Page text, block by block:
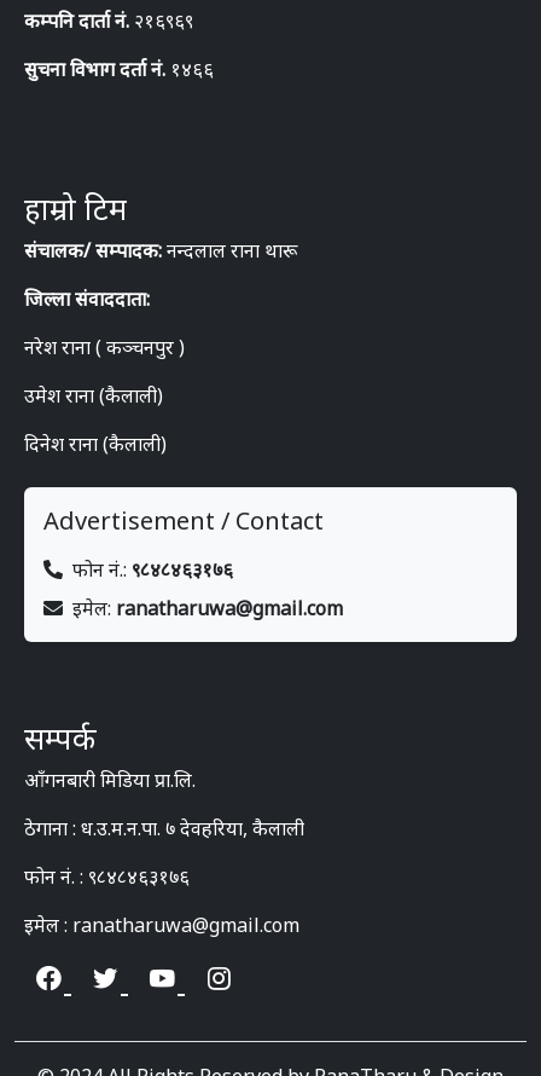
कम्पनि दार्ता नं. २१६९६९
सुचना विभाग दर्ता नं. १४६६
हाम्रो टिम
संचालक/ सम्पादक:नन्दलाल राना थारू
जिल्ला संवाददाता:
नरेश राना ( कञ्चनपुर )
उमेश राना (कैलाली)
दिनेश राना (कैलाली)
Advertisement / Contact
फोन नं.: ९८४८४६३१७६
इमेल: ranatharuwa@gmail.com
सम्पर्क
आँगनबारी मिडिया प्रा.लि.
ठेगाना : ध.उ.म.न.पा. ७ देवहरिया, कैलाली
फोन नं. : ९८४८४६३१७६
इमेल : ranatharuwa@gmail.com